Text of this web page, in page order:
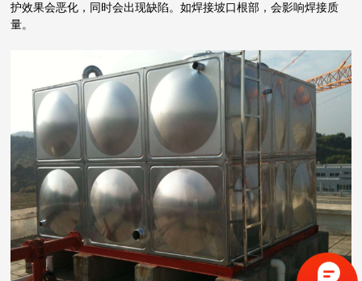
护效果会恶化，同时会出现缺陷。如焊接坡口根部，会影响焊接质
量。